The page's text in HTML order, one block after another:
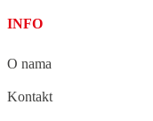
INFO
O nama
Kontakt